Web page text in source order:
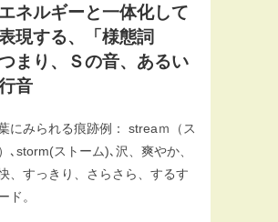
ネルギーと一体化して
現する、「様態詞
まり、Ｓの音、あるい
音
にみられる痕跡例： streaｍ（ス
､storm(ストーム)､沢、爽やか、
、すっきり、さらさら、するす
ド。